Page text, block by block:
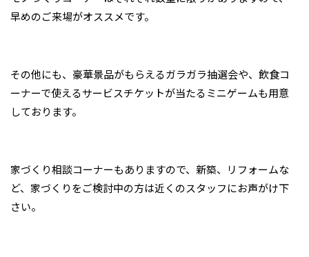
早めのご来場がオススメです。
その他にも、豪華景品がもらえるガラガラ抽選会や、飲食コ
ーナーで使えるサービスチケットが当たるミニゲームも用意
しております。
家づくり相談コーナーもありますので、新築、リフォームな
ど、家づくりをご検討中の方は近くのスタッフにお声がけ下
さい。